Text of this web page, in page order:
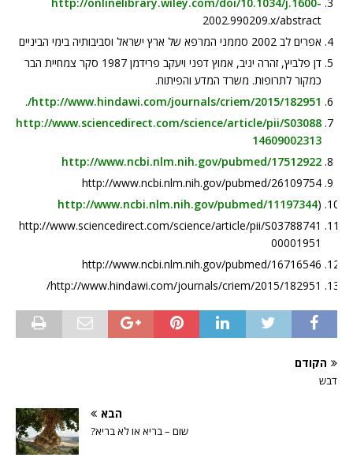
2002.990209.x/abstract
אפרים לב 2002 סממני המרפא של ארץ ישראל וסביבותיה בימי הביניים
דן פלביץ, זהרה יניב, אמוץ דפני ויעקב פרידמן 1987 סקר צמחיית הבר
כמקור לתרופות. משרד המדע והפיתוח.
http://www.hindawi.com/journals/criem/2015/182951/
.
http://www.sciencedirect.com/science/article/pii/S03088
14609002313
http://www.ncbi.nlm.nih.gov/pubmed/17512922
http://www.ncbi.nlm.nih.gov/pubmed/26109754
(
http://www.ncbi.nlm.nih.gov/pubmed/11197344
http://www.sciencedirect.com/science/article/pii/S03788741
00001951
http://www.ncbi.nlm.nih.gov/pubmed/16716546
http://www.hindawi.com/journals/criem/2015/182951/
הקודם
דבש
הבא
שום – בריא או לא בריא?